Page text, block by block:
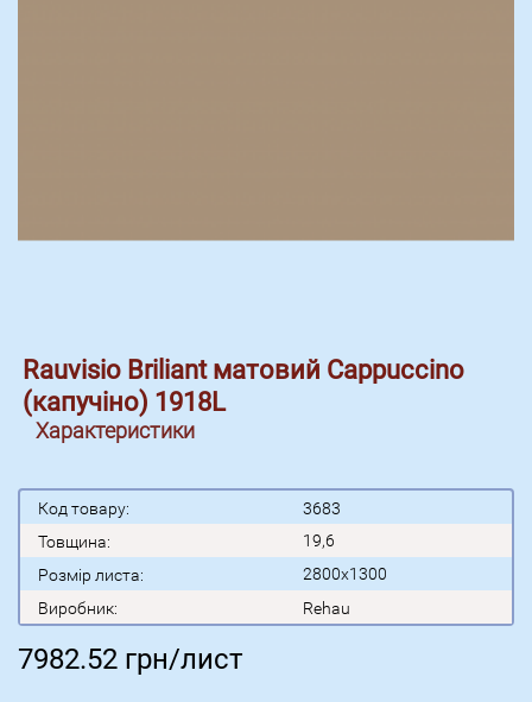
Rauvisio Briliant матовий Cappuccino
(капучіно) 1918L
Характеристики
Код товару:
3683
Товщина:
19,6
Розмір листа:
2800x1300
Виробник:
Rehau
7982.52 грн/лист